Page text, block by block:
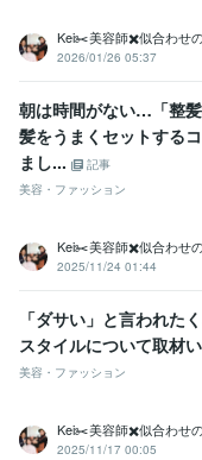
Kei✂️美容師✖️似合わせ
2026/01/26 05:37
朝は時間がない…「整髪
髪をうまくセットする
まし...
記事
美容・ファッション
Kei✂️美容師✖️似合わせ
2025/11/24 01:44
「ダサい」と言われた
スタイルについて取材
美容・ファッション
Kei✂️美容師✖️似合わせ
2025/11/17 00:05